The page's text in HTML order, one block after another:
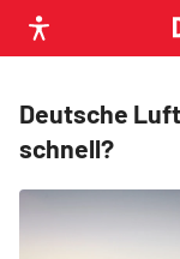
Deutsche
schnell?